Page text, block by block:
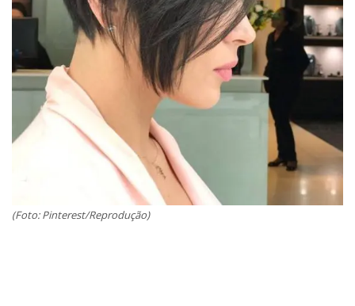
(Foto: Pinterest/Reprodução)